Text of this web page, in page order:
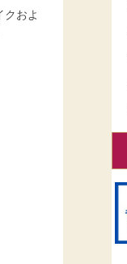
およ